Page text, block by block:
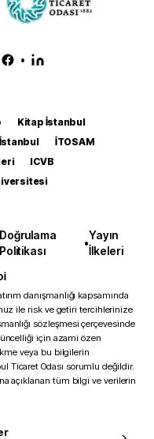
•
Kitap İstanbul
İTOSAM
ICVB
Doğrulama
Politikası
•
Yayın
İlkeleri
danışmanlığı kapsamında
ile risk ve getiri tercihlerinize
sözleşmesi çerçevesinde
için azami özen
veya bu bilgilerin
Ticaret Odası sorumlu değildir.
açıklanan tüm bilgi ve verilerin